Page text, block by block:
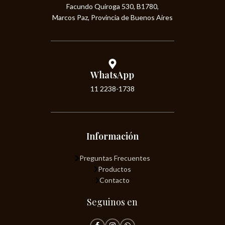
Facundo Quiroga 530, B1780,
Marcos Paz, Provincia de Buenos Aires
WhatsApp
11 2238-1738
Información
Preguntas Frecuentes
Productos
Contacto
Seguinos en